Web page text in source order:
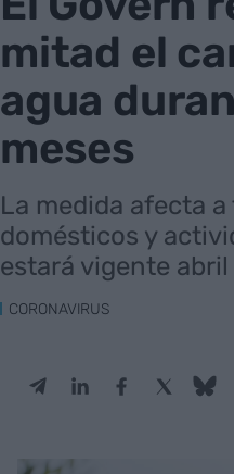
mitad el
agua
meses
La medida afecta
domésticos y
estará vigente abril
CORONAVIRUS